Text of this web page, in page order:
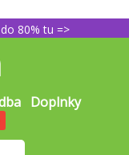
80% tu =>
Doplnky